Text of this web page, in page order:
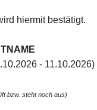
hiermit bestätigt.
- 11.10.2026)
bzw. steht noch aus)